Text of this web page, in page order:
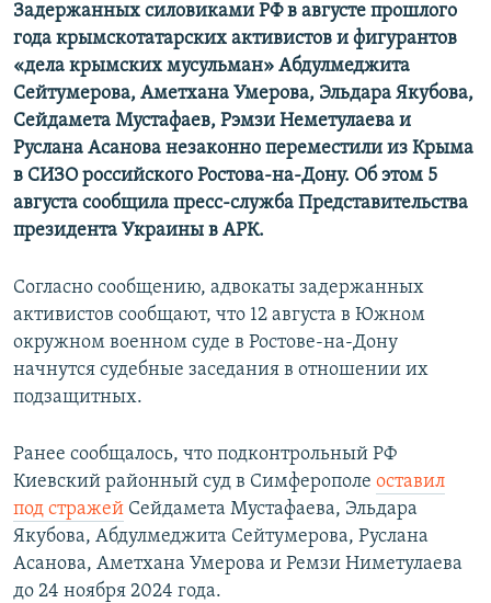
Задержанных силовиками РФ в августе прошлого
года крымскотатарских активистов и фигурантов
«дела крымских мусульман» Абдулмеджита
Сейтумерова, Аметхана Умерова, Эльдара Якубова,
Сейдамета Мустафаев, Рэмзи Неметулаева и
Руслана Асанова незаконно переместили из Крыма
в СИЗО российского Ростова-на-Дону. Об этом 5
августа сообщила пресс-служба Представительства
президента Украины в АРК.
Согласно сообщению, адвокаты задержанных
активистов сообщают, что 12 августа в Южном
окружном военном суде в Ростове-на-Дону
начнутся судебные заседания в отношении их
подзащитных.
Ранее сообщалось, что подконтрольный РФ
Киевский районный суд в Симферополе оставил
под стражей Сейдамета Мустафаева, Эльдара
Якубова, Абдулмеджита Сейтумерова, Руслана
Асанова, Аметхана Умерова и Ремзи Ниметулаева
до 24 ноября 2024 года.